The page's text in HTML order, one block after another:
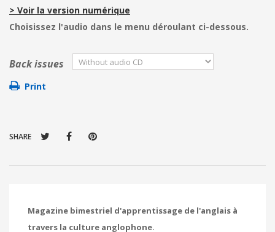
> Voir la version numérique
Choisissez l'audio dans le menu déroulant ci-dessous.
Back issues
Print
SHARE
Magazine bimestriel d'apprentissage de l'anglais à
travers la culture anglophone.